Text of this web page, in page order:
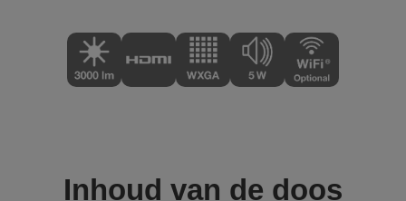
Inhoud van de doos